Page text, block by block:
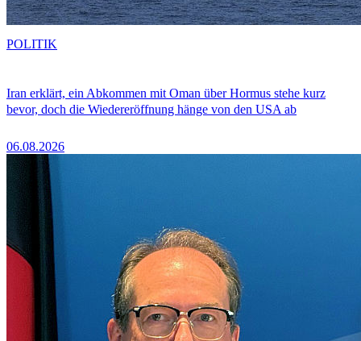
Iran erklärt, ein Abkommen mit Oman über Hormus stehe kurz
bevor, doch die Wiedereröffnung hänge von den USA ab
06.08.2026
POLITIK